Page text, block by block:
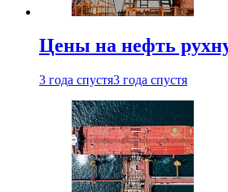
Цены на нефть
3 года спустя3 года спустя